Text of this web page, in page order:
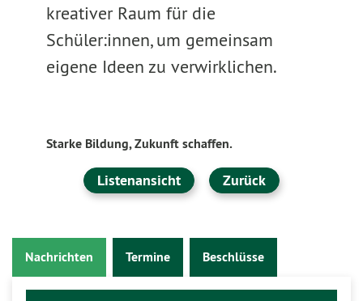
kreativer Raum für die
Schüler:innen, um gemeinsam
eigene Ideen zu verwirklichen.
Starke Bildung, Zukunft schaffen.
Listenansicht Zurück
Nachrichten Termine Beschlüsse